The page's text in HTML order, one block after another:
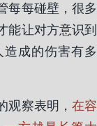
每每碰壁，很多
能让对方意识到
成的伤害有多
观察表明， 在容